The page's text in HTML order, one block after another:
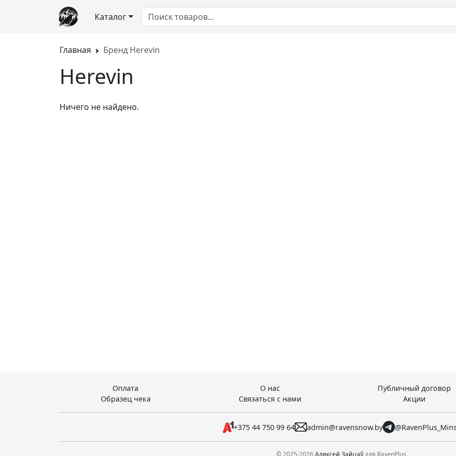
Каталог
Главная Бренд Herevin
Herevin
Ничего не найдено.
Оплата О нас
Публичный договор
Образец чека
Связаться с нами Акции
+375 44 750 99 64 admin@ravensnow.by
© 2025-2026Аляксей Зайцаў для RavenPlus.